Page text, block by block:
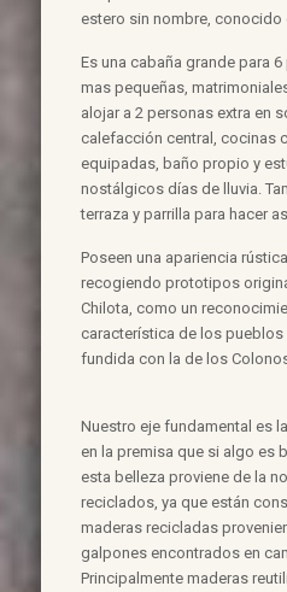
estero sin nombre, conocido
Es una cabaña grande para
mas pequeñas,
alojar a 2 personas extra en
calefacción central, cocinas
equipadas, baño propio y
nostálgicos días de lluvia.
terraza y parrilla para hacer
Poseen una apariencia
recogiendo prototipos
Chilota, como un
característica de los
fundida con la de los
Nuestro eje fundamental es
en la premisa que si algo es
esta belleza proviene de la
reciclados, ya que están
maderas recicladas
galpones encontrados en
Principalmente maderas